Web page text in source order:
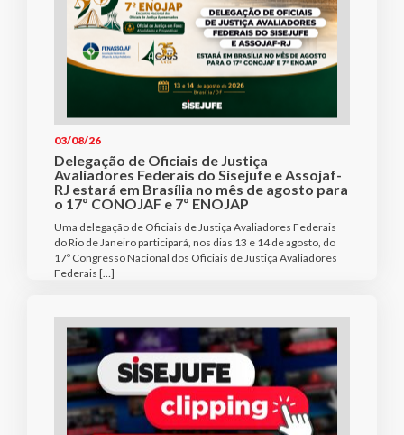
03/08/26
Delegação de Oficiais de Justiça
Avaliadores Federais do Sisejufe e Assojaf-
RJ estará em Brasília no mês de agosto para
o 17º CONOJAF e 7º ENOJAP
Uma delegação de Oficiais de Justiça Avaliadores Federais
do Rio de Janeiro participará, nos dias 13 e 14 de agosto, do
17º Congresso Nacional dos Oficiais de Justiça Avaliadores
Federais […]